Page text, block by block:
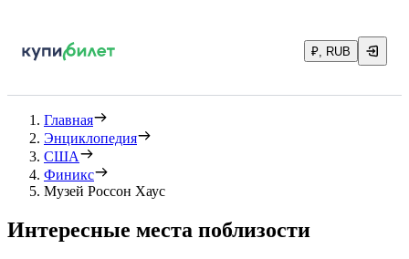
₽, RUB
Главная
Энциклопедия
США
Финикс
Музей Россон Хаус
Интересные места поблизости